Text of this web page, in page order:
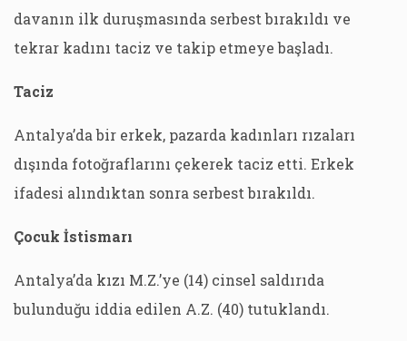
davanın ilk duruşmasında serbest bırakıldı ve
tekrar kadını taciz ve takip etmeye başladı.
Taciz
Antalya’da bir erkek, pazarda kadınları rızaları
dışında fotoğraflarını çekerek taciz etti. Erkek
ifadesi alındıktan sonra serbest bırakıldı.
Çocuk İstismarı
Antalya’da kızı M.Z.’ye (14) cinsel saldırıda
bulunduğu iddia edilen A.Z. (40) tutuklandı.